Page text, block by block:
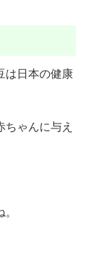
は日本の健康
ゃんに与え